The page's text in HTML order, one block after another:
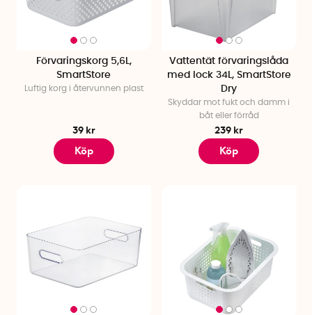
Förvaringskorg 5,6L,
SmartStore
Luftig korg i återvunnen plast
39 kr
Köp
Vattentät förvaringslåda
med lock 34L, SmartStore
Dry
Skyddar mot fukt och damm i
båt eller förråd
239 kr
Köp